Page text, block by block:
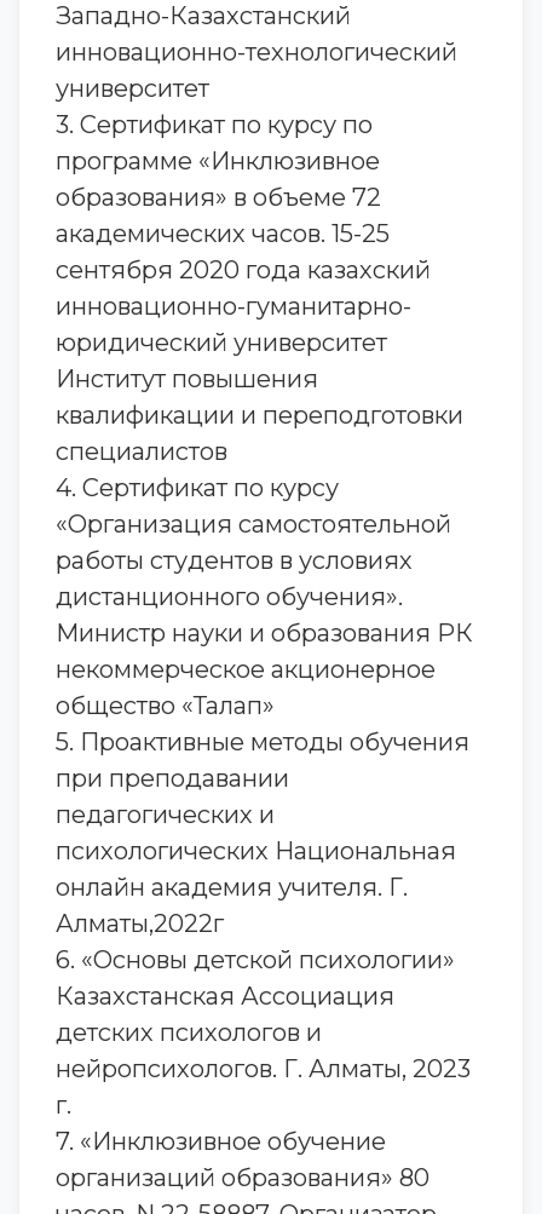
Западно-Казахстанский
инновационно-технологический
университет
3. Сертификат по курсу по
программе «Инклюзивное
образования» в объеме 72
академических часов. 15-25
сентября 2020 года казахский
инновационно-гуманитарно-
юридический университет
Институт повышения
квалификации и переподготовки
специалистов
4. Сертификат по курсу
«Организация самостоятельной
работы студентов в условиях
дистанционного обучения».
Министр науки и образования РК
некоммерческое акционерное
общество «Талап»
5. Проактивные методы обучения
при преподавании
педагогических и
психологических Национальная
онлайн академия учителя. Г.
Алматы,2022г
6. «Основы детской психологии»
Казахстанская Ассоциация
детских психологов и
нейропсихологов. Г. Алматы, 2023
г.
7. «Инклюзивное обучение
организаций образования» 80